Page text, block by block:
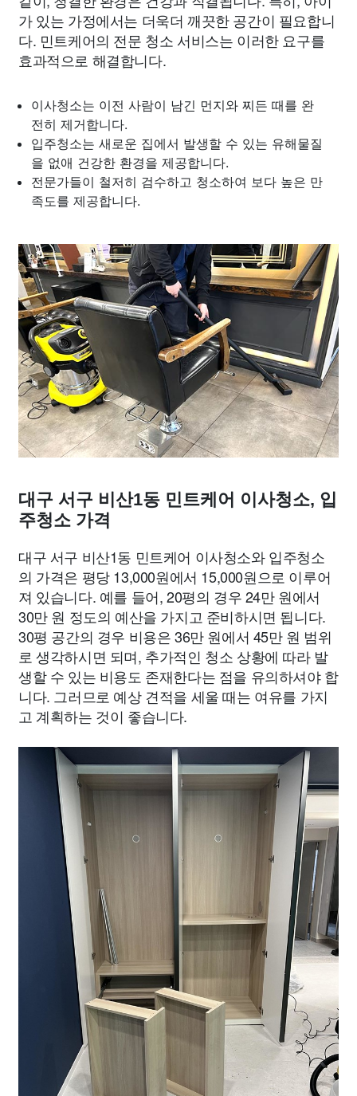
가 있는 가정에서는 더욱더 깨끗한 공간이 필요합니
다. 민트케어의 전문 청소 서비스는 이러한 요구를
효과적으로 해결합니다.
이사청소는 이전 사람이 남긴 먼지와 찌든 때를 완
전히 제거합니다.
입주청소는 새로운 집에서 발생할 수 있는 유해물질
을 없애 건강한 환경을 제공합니다.
전문가들이 철저히 검수하고 청소하여 보다 높은 만
족도를 제공합니다.
대구 서구 비산1동 민트케어 이사청소, 입
주청소 가격
대구 서구 비산1동 민트케어 이사청소와 입주청소
의 가격은 평당 13,000원에서 15,000원으로 이루어
져 있습니다. 예를 들어, 20평의 경우 24만 원에서
30만 원 정도의 예산을 가지고 준비하시면 됩니다.
30평 공간의 경우 비용은 36만 원에서 45만 원 범위
로 생각하시면 되며, 추가적인 청소 상황에 따라 발
생할 수 있는 비용도 존재한다는 점을 유의하셔야 합
니다. 그러므로 예상 견적을 세울 때는 여유를 가지
고 계획하는 것이 좋습니다.